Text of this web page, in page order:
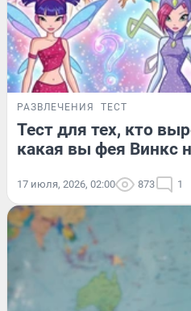
РАЗВЛЕЧЕНИЯ ТЕСТ
Тест для тех, кто
какая вы фея Винкс
17 июля, 2026, 02:00 873 1